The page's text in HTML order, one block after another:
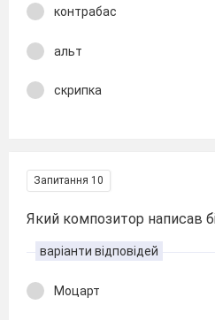
контрабас
альт
скрипка
Запитання 10
Який композитор написав
варіанти відповідей
Моцарт